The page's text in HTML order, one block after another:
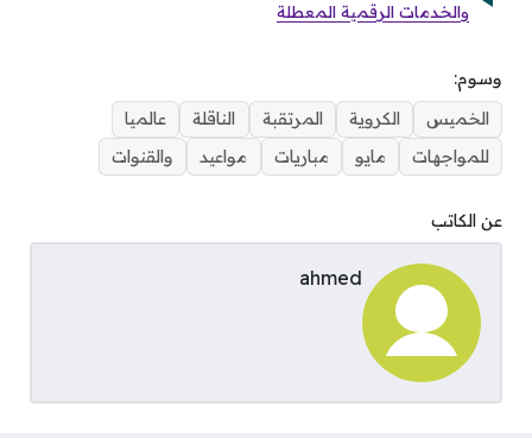
والخدمات الرقمية المعطلة
وسوم:
الخميس
الكروية المرتقبة الناقلة
عالميا
للمواجهات
مايو مباريات مواعيد والقنوات
عن الكاتب
ahmed